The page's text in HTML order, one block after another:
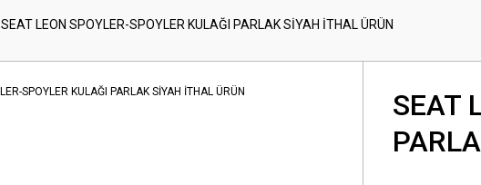
SEAT LEON SPOYLER-SPOYLER KULAĞI PARLAK SİYAH İTHAL ÜRÜN
SEAT